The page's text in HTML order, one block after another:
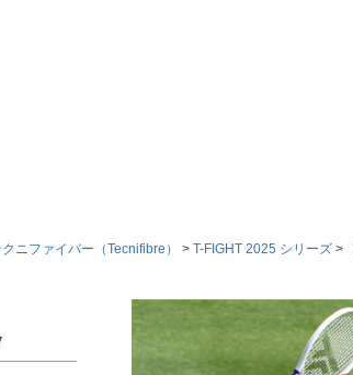
クニファイバー（Tecnifibre） T-FIGHT 2025 シリーズ